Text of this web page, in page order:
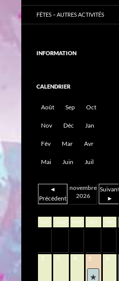
FÊTES – AUTRES ACTIVITÉS
INFORMATION
CALENDRIER
Août Sep Oct
Nov Déc Jan
Fév Mar Avr
Mai Juin Juil
◄
Précédent
novembre
2026
Suivant
►
lun mar mer jeu ven
2 3 4 5 6